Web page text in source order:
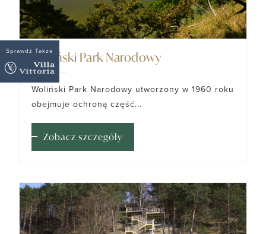
Sprawdź TakżeWoliński Park Narodowy
Woliński Park Narodowy utworzony w 1960 roku
obejmuje ochroną część...
Zobacz szczegóły